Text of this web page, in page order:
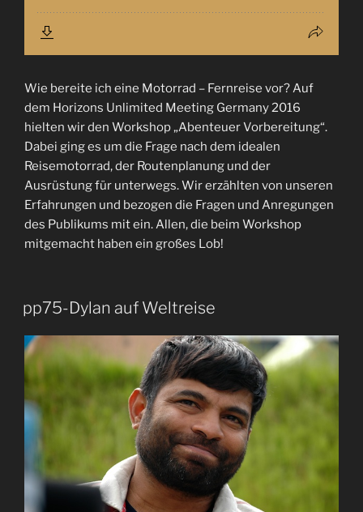
Wie bereite ich eine Motorrad – Fernreise vor? Auf
dem Horizons Unlimited Meeting Germany 2016
hielten wir den Workshop „Abenteuer Vorbereitung“.
Dabei ging es um die Frage nach dem idealen
Reisemotorrad, der Routenplanung und der
Ausrüstung für unterwegs. Wir erzählten von unseren
Erfahrungen und bezogen die Fragen und Anregungen
des Publikums mit ein. Allen, die beim Workshop
mitgemacht haben ein großes Lob!
pp75-Dylan auf Weltreise